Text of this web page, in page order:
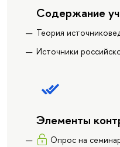
Содержание
Теория
Источники
Элементы
Опрос на